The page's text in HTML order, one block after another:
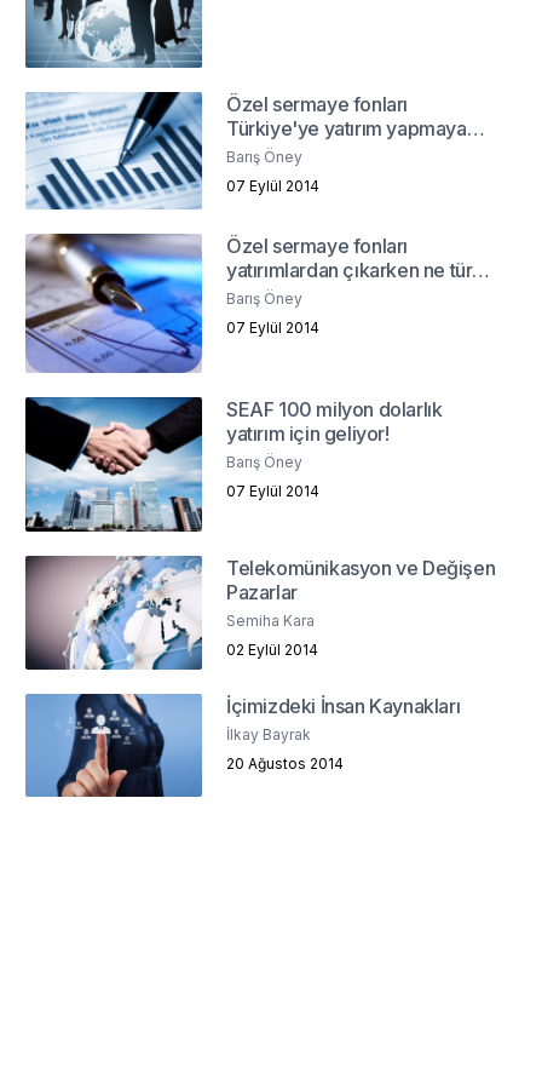
Özel sermaye fonları
Türkiye'ye yatırım yapmaya
devam ediyor! Neden?
Barış Öney
07 Eylül 2014
Özel sermaye fonları
yatırımlardan çıkarken ne tür
sorunlarla karşılaşıyor?
Barış Öney
07 Eylül 2014
SEAF 100 milyon dolarlık
yatırım için geliyor!
Barış Öney
07 Eylül 2014
Telekomünikasyon ve Değişen
Pazarlar
Semiha Kara
02 Eylül 2014
İçimizdeki İnsan Kaynakları
İlkay Bayrak
20 Ağustos 2014